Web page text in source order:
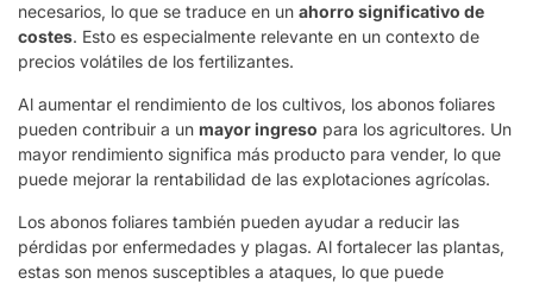
necesarios, lo que se traduce en un ahorro significativo de
costes. Esto es especialmente relevante en un contexto de
precios volátiles de los fertilizantes.
Al aumentar el rendimiento de los cultivos, los abonos foliares
pueden contribuir a un mayor ingreso para los agricultores. Un
mayor rendimiento significa más producto para vender, lo que
puede mejorar la rentabilidad de las explotaciones agrícolas.
Los abonos foliares también pueden ayudar a reducir las
pérdidas por enfermedades y plagas. Al fortalecer las plantas,
estas son menos susceptibles a ataques, lo que puede